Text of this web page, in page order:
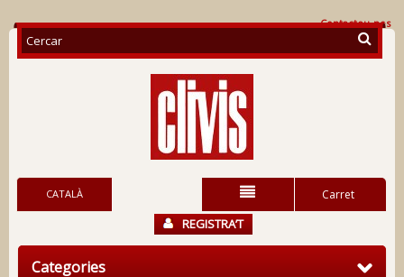
Contacteu-nos
Carret
CATALÀ
REGISTRA’T
Categories